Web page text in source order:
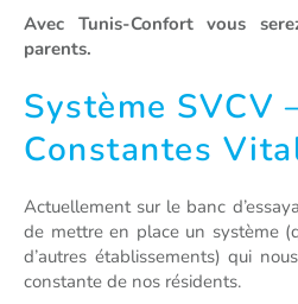
Avec Tunis-Confort vous
parents.
Système SVCV
Constantes
Actuellement sur le banc
de mettre en place un système
d’autres établissements) qui
constante de nos résidents.